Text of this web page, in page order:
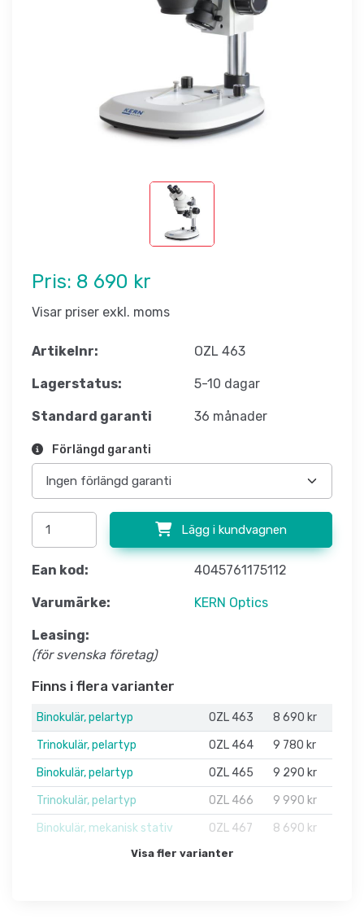
Pris: 8 690 kr
Visar priser exkl. moms
Artikelnr: OZL 463
Lagerstatus: 5-10 dagar
Standard garanti 36 månader
Förlängd garanti
Lägg i kundvagnen
Ean kod: 4045761175112
Varumärke: KERN Optics
Leasing:
(för svenska företag)
Finns i flera varianter
Binokulär, pelartyp OZL 463
8 690 kr
Trinokulär, pelartyp
OZL 464
9 780 kr
Binokulär, pelartyp
OZL 465
9 290 kr
Trinokulär, pelartyp
OZL 466
9 990 kr
Binokulär, mekanisk stativ
OZL 467 8 690 kr
Visa fler varianter